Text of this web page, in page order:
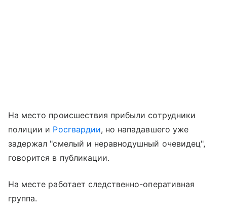
На место происшествия прибыли сотрудники
полиции и Росгвардии, но нападавшего уже
задержал "смелый и неравнодушный очевидец",
говорится в публикации.
На месте работает следственно-оперативная
группа.